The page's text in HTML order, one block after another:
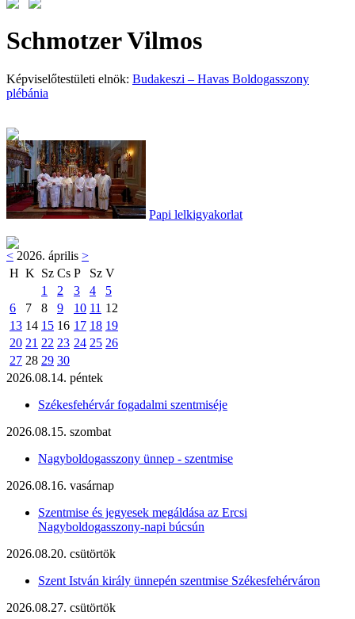
Schmotzer Vilmos
Képviselőtestületi elnök: Budakeszi – Havas Boldogasszony
plébánia
Papi lelkigyakorlat
< 2026. április >
H K Sz Cs P Sz V
1
2 3 4
5
6
7 8 9 10 11 12
13 14 15 16 17 18 19
20 21 22 23 24 25 26
27 28 29 30
2026.08.14. péntek
Székesfehérvár fogadalmi szentmiséje
2026.08.15. szombat
Nagyboldogasszony ünnep - szentmise
2026.08.16. vasárnap
Szentmise és jegyesek megáldása az Ercsi
Nagyboldogasszony-napi búcsún
2026.08.20. csütörtök
Szent István király ünnepén szentmise Székesfehérváron
2026.08.27. csütörtök